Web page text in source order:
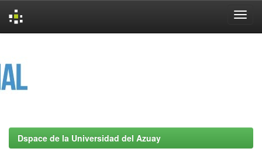
Dspace de la Universidad del Azuay